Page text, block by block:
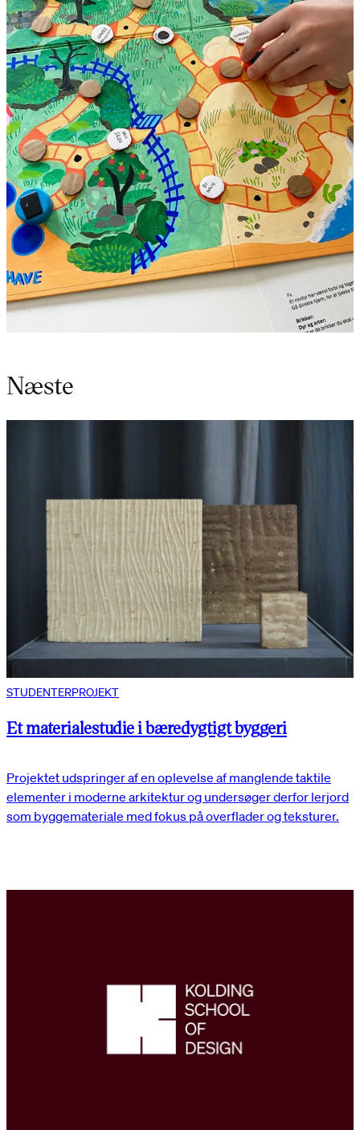
Næste
STUDENTERPROJEKT
Et materialestudie i bæredygtigt byggeri
Projektet udspringer af en oplevelse af manglende taktile
elementer i moderne arkitektur og undersøger derfor lerjord
som byggemateriale med fokus på overflader og teksturer.